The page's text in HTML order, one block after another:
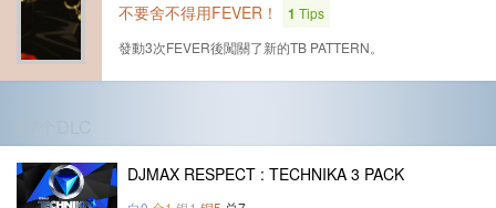
不要舍不得用FEVER！ 1 Tips
發動3次FEVER後闖關了新的TB PATTERN。
DJMAX RESPECT : TECHNIKA 3 PACK